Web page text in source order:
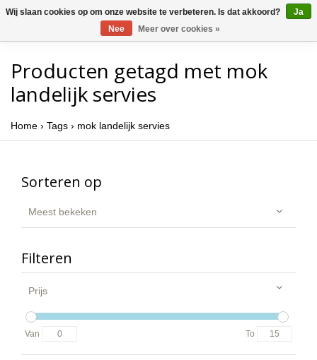
Producten getagd met mok
landelijk servies
Home › Tags › mok landelijk servies
Sorteren op
Meest bekeken
Filteren
Prijs
Van To
Wij slaan cookies op om onze website te verbeteren. Is dat akkoord?
Ja
Nee
Meer over cookies »